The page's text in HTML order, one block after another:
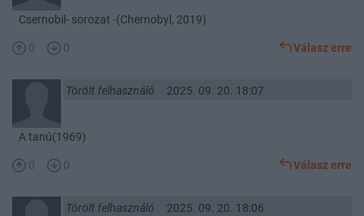
Csernobil- sorozat -(Chernobyl, 2019)
0 0 Válasz erre
Törölt felhasználó 2025. 09. 20. 18:07
A tanú(1969)
0 0 Válasz erre
Törölt felhasználó 2025. 09. 20. 18:06